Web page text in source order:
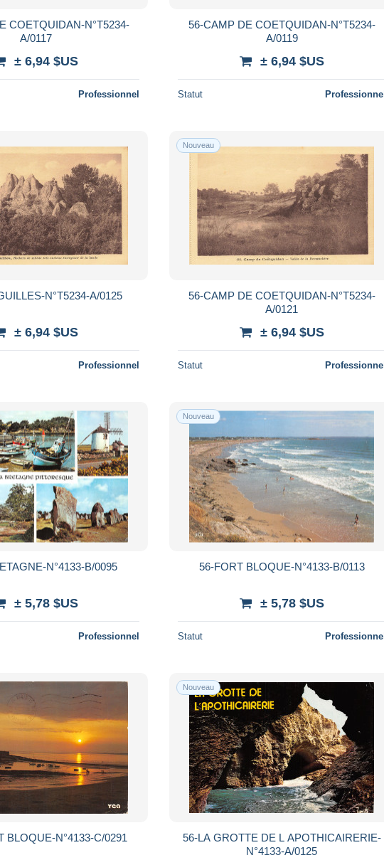
COETQUIDAN-N°T5234-
A/0117
± 6,94 $US
Professionnel
56-CAMP DE COETQUIDAN-N°T5234-
A/0119
± 6,94 $US
Statut Professionnel
N°T5234-A/0125
± 6,94 $US
Professionnel
Nouveau
56-CAMP DE COETQUIDAN-N°T5234-
A/0121
± 6,94 $US
Statut Professionnel
N°4133-B/0095
± 5,78 $US
Professionnel
Nouveau
56-FORT BLOQUE-N°4133-B/0113
± 5,78 $US
Statut Professionnel
BLOQUE-N°4133-C/0291
Nouveau
56-LA GROTTE DE L APOTHICAIRERIE-
N°4133-A/0125